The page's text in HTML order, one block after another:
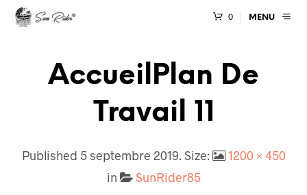
0 MENU
AccueilPlan De
Travail 11
Published 5 septembre 2019. Size:
1200 × 450
in
SunRider85